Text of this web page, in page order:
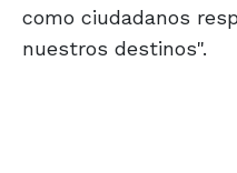
como ciudadanos
nuestros destinos".